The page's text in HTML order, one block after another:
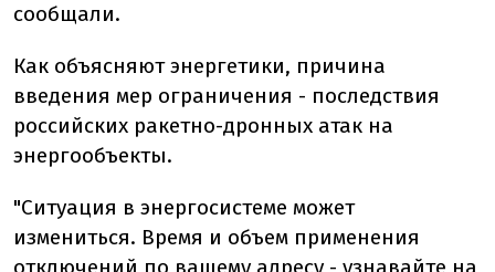
сообщали.
Как объясняют энергетики, причина
введения мер ограничения - последствия
российских ракетно-дронных атак на
энергообъекты.
"Ситуация в энергосистеме может
измениться. Время и объем применения